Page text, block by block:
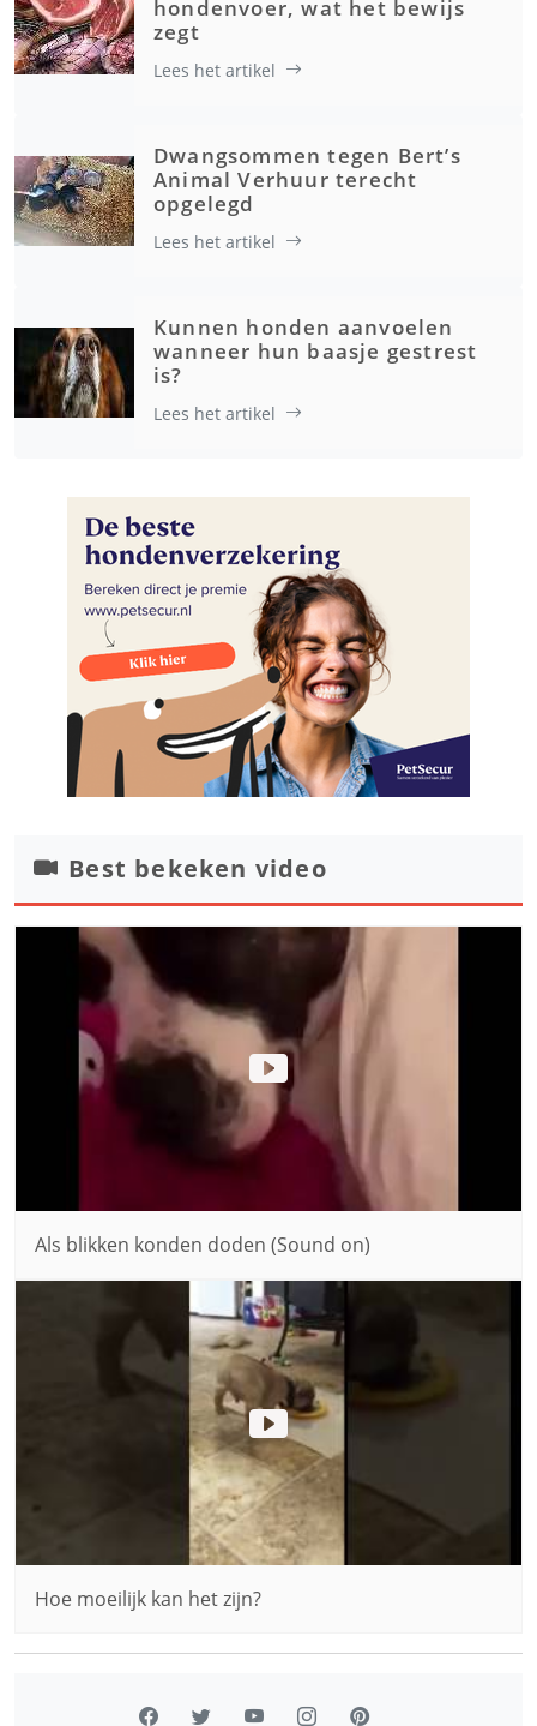
hondenvoer, wat het bewijs
zegt
Lees het artikel
Dwangsommen tegen Bert’s
Animal Verhuur terecht
opgelegd
Lees het artikel
Kunnen honden aanvoelen
wanneer hun baasje gestrest
is?
Lees het artikel
Best bekeken video
Als blikken konden doden (Sound on)
Hoe moeilijk kan het zijn?